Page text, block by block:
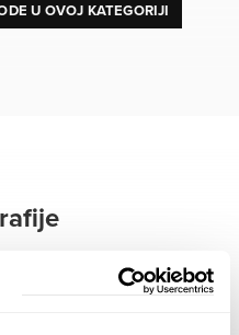
U OVOJ KATEGORIJI